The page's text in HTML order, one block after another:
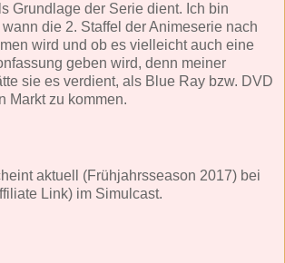
Grundlage der Serie dient. Ich bin
die 2. Staffel der Animeserie nach
wird und ob es vielleicht auch eine
geben wird, denn meiner
sie es verdient, als Blue Ray bzw. DVD
Markt zu kommen.
aktuell (Frühjahrsseason 2017) bei
Link) im Simulcast.